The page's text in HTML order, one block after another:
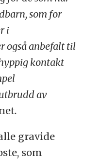
som for
i
også anbefalt til
kontakt
av
gravide
som